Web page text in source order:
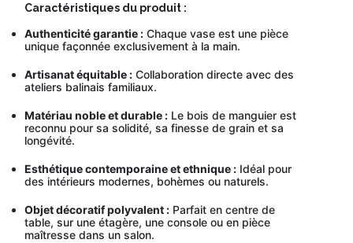
Caractéristiques du produit :
Authenticité garantie : Chaque vase est une pièce
unique façonnée exclusivement à la main.
Artisanat équitable : Collaboration directe avec des
ateliers balinais familiaux.
Matériau noble et durable : Le bois de manguier est
reconnu pour sa solidité, sa finesse de grain et sa
longévité.
Esthétique contemporaine et ethnique : Idéal pour
des intérieurs modernes, bohèmes ou naturels.
Objet décoratif polyvalent : Parfait en centre de
table, sur une étagère, une console ou en pièce
maîtresse dans un salon.